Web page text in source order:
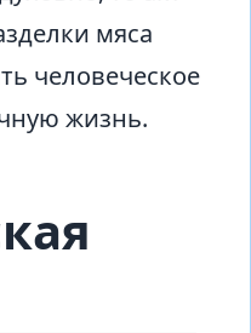
мяса
человеческое
жизнь.